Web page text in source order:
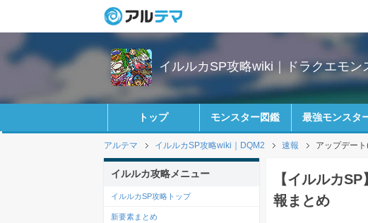
イルルカSP攻略wiki｜ドラクエモン
トップ モンスター図鑑 最強モンスタ
アルテマ イルルカSP攻略wiki｜DQM2 速報 アップデー
【イルルカ
報まとめ
イルルカ攻略メニュー
イルルカSP攻略トップ
新要素まとめ